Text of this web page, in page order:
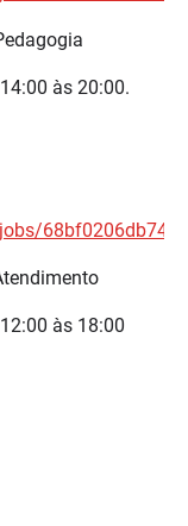
às 20:00.
às 18:00